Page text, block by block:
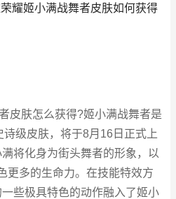
耀姬小满战舞者皮肤如何获得
皮肤怎么获得?姬小满战舞者是
级皮肤，将于8月16日正式上
将化身为街头舞者的形象，以
更多的生命力。在技能特效方
些极具特色的动作融入了姬小